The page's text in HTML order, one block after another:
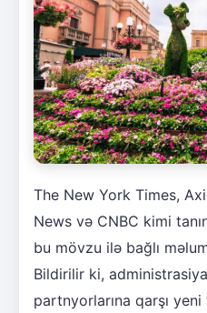
The New York Times,
News və CNBC kimi
bu mövzu ilə bağlı
Bildirilir ki,
partnyorlarına qarşı